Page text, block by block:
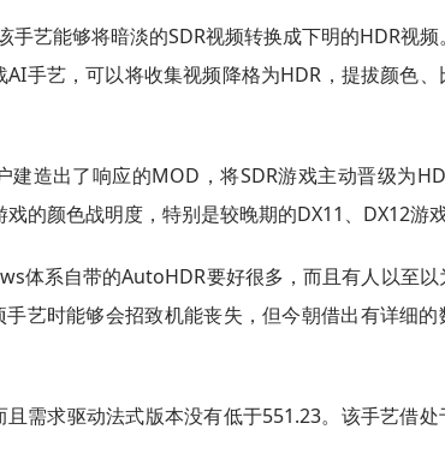
手艺能够将暗淡的SDR视频转换成下明的HDR视频
手艺，可以将收集视频降格为HDR，提拔颜色、
建造出了响应的MOD，将SDR游戏主动晋级为
的颜色战明度，特别是较晚期的DX11、DX12游
体系自带的AutoHDR要好很多，而且有人以至以
艺时能够会招致机能丧失，但今朝借出有详细的
需求驱动法式版本没有低于551.23。该手艺借处